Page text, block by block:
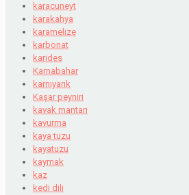
karacuneyt
karakahya
karamelize
karbonat
karides
Karnabahar
karnıyarık
Kaşar peyniri
kavak mantarı
kavurma
kaya tuzu
kayatuzu
kaymak
kaz
kedi dili